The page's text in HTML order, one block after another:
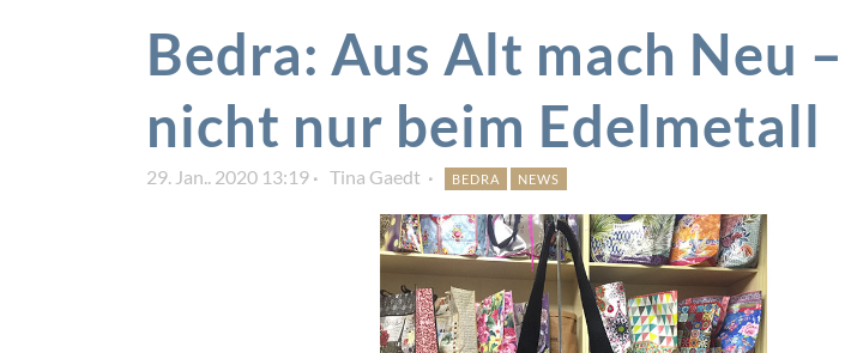
Bedra: Aus Alt mach Neu –
nicht nur beim Edelmetall
29. Jan.. 2020 13:19 Tina Gaedt BEDRA NEWS